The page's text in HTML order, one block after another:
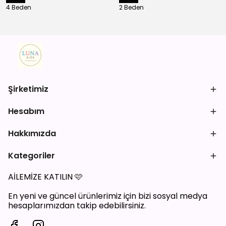
4 Beden 2 Beden
Şirketimiz
Hesabım
Hakkımızda
Kategoriler
AİLEMİZE KATILIN🩷
En yeni ve güncel ürünlerimiz için bizi sosyal medya
hesaplarımızdan takip edebilirsiniz.